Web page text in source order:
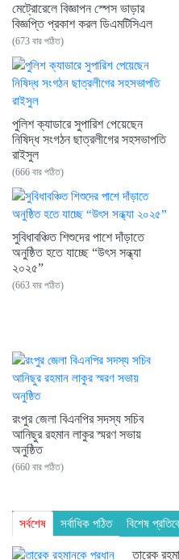
মেট্রোরেলে বিজ্ঞাপন স্পেস ভাড়ার
বিজ্ঞপ্তি প্রকাশ করল ডিএমটিসিএল
(673 বার পঠিত)
পুলিশ ক্যাডারে সুপারিশ পেয়েছেন
নিষিদ্ধ সংগঠন ছাত্রলীগের সহসভাপতি
রাইসুল
(666 বার পঠিত)
সুবিধাবঞ্চিত শিশুদের পাশে দাঁড়াতে
অনুষ্ঠিত হতে যাচ্ছে “উৎস সন্ধ্যা
২০২৫”
(663 বার পঠিত)
রংপুর জেলা বিএনপির সদস্য সচিব
আনিছুর রহমান লাকুর স্মরণ সভায়
অনুষ্ঠিত
(660 বার পঠিত)
সর্বশেষ সর্বাধিক পঠিত বিশেষ
তারেক